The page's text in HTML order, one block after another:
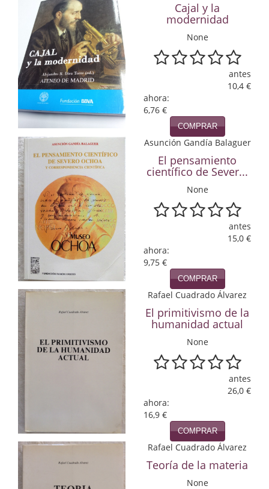
Ensayo
Ensayo literario
Filosofía
Física y Química
Física y química
Guerra Civil Española
Historia
historia
Infantil y juvenil
Infantil y juvenil. Nuevo!!
Infantil y juvenil. Nuevo!!!
Informática
Literatura fantástica
Literatura hispanoamericana
Medicina
Cajal y la
modernidad
None
antes
10,4 €
ahora:
6,76 €
COMPRAR
Asunción Gandía Balaguer
El pensamiento
científico de Sever...
None
antes
15,0 €
ahora:
9,75 €
COMPRAR
Rafael Cuadrado Álvarez
El primitivismo de la
humanidad actual
None
antes
26,0 €
ahora:
16,9 €
COMPRAR
Rafael Cuadrado Álvarez
Teoría de la materia
None